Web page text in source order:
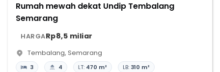
Rumah mewah dekat Undip Tembalang
Semarang
HARGARp8,5 miliar
Tembalang, Semarang
3 4 LT: 470 m² LB: 310 m²